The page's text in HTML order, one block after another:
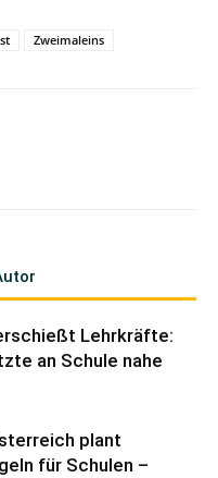
Zweimaleins
Lehrkräfte:
an Schule nahe
plant
für Schulen –